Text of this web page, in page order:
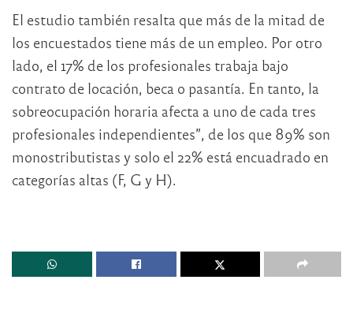
El estudio también resalta que más de la mitad de
los encuestados tiene más de un empleo. Por otro
lado, el 17% de los profesionales trabaja bajo
contrato de locación, beca o pasantía. En tanto, la
sobreocupación horaria afecta a uno de cada tres
profesionales independientes”, de los que 89% son
monostributistas y solo el 22% está encuadrado en
categorías altas (F, G y H).